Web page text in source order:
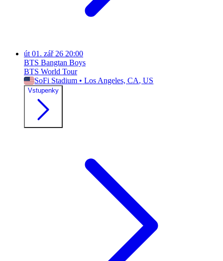
út 01. zář 26 20:00
BTS Bangtan Boys
BTS World Tour
SoFi Stadium • Los Angeles, CA, US
Vstupenky